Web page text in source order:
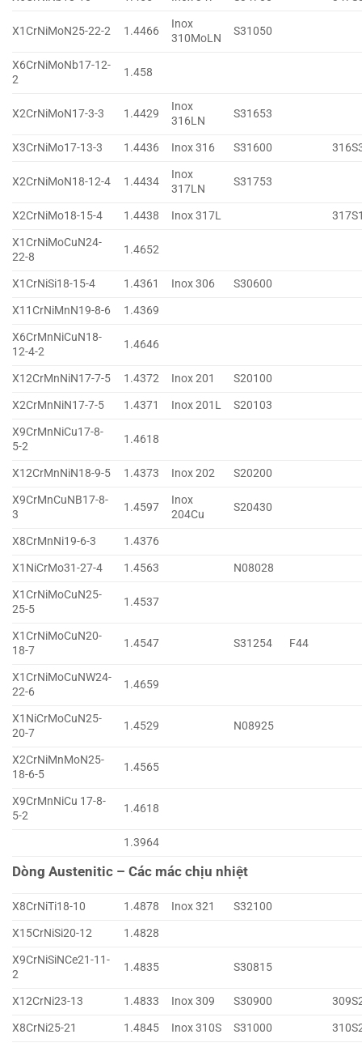
X1CrNiMoN25-22-2 1.4466
Inox
310MoLN
S31050
X6CrNiMoNb17-12-
2
1.458
X2CrNiMoN17-3-3 1.4429
Inox
316LN
S31653
X3CrNiMo17-13-3 1.4436 Inox 316 S31600
X2CrNiMoN18-12-4 1.4434
Inox
317LN
S31753
X2CrNiMo18-15-4 1.4438 Inox 317L
X1CrNiMoCuN24-
22-8
1.4652
X1CrNiSi18-15-4 1.4361 Inox 306
S30600
X11CrNiMnN19-8-6
1.4369
X6CrMnNiCuN18-
12-4-2
1.4646
X12CrMnNiN17-7-5 1.4372 Inox 201
S20100
X2CrMnNiN17-7-5
1.4371 Inox 201L
S20103
X9CrMnNiCu17-8-
5-2
1.4618
X12CrMnNiN18-9-5 1.4373 Inox 202
S20200
X9CrMnCuNB17-8-
3
1.4597
Inox
204Cu
S20430
X8CrMnNi19-6-3
1.4376
X1NiCrMo31-27-4
1.4563
N08028
X1CrNiMoCuN25-
25-5
1.4537
X1CrNiMoCuN20-
18-7
1.4547 S31254 F44
X1CrNiMoCuNW24-
22-6
1.4659
X1NiCrMoCuN25-
20-7
1.4529 N08925
X2CrNiMnMoN25-
18-6-5
1.4565
X9CrMnNiCu 17-8-
5-2
1.4618
1.3964
Dòng Austenitic – Các mác chịu nhiệt
X8CrNiTi18-10 1.4878 Inox 321
S32100
X15CrNiSi20-12
1.4828
X9CrNiSiNCe21-11-
2
1.4835 S30815
X12CrNi23-13 1.4833 Inox 309 S30900
X8CrNi25-21
1.4845 Inox 310S S31000